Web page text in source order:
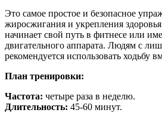
Это самое простое и безопасное
жиросжигания и укрепления
начинает свой путь в фитнесе или
двигательного аппарата. Людям с
рекомендуется использовать ходьбу
План тренировки:
Частота: четыре раза в неделю.
Длительность: 45-60 минут.